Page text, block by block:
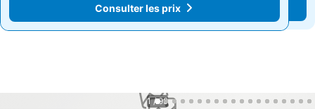
Consulter les prix
Consulter les prix
1 / 99